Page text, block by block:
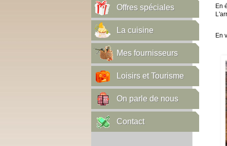
Offres spéciales
La cuisine
Mes fournisseurs
Loisirs et Tourisme
On parle de nous
Contact
En
En